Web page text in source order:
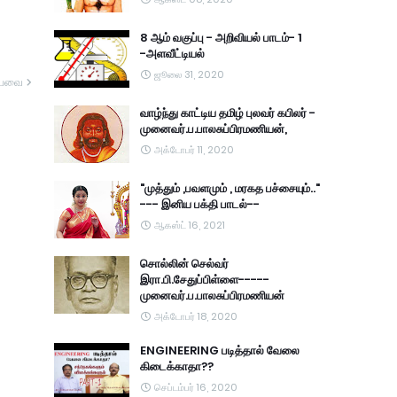
8 ஆம் வகுப்பு - அறிவியல் பாடம்- 1
-அளவீட்டியல்
ஜூலை 31, 2020
வாழ்ந்து காட்டிய தமிழ் புலவர் கபிலர் -
முனைவர்.ப.பாலசுப்பிரமணியன்,
அக்டோபர் 11, 2020
"முத்தும் ,பவளமும் , மரகத பச்சையும்.."
--- இனிய பக்தி பாடல்--
ஆகஸ்ட் 16, 2021
சொல்லின் செல்வர்
இரா.பி.சேதுப்பிள்ளை-----
முனைவர்.ப.பாலசுப்பிரமணியன்
அக்டோபர் 18, 2020
ENGINEERING படித்தால் வேலை
கிடைக்காதா??
செப்டம்பர் 16, 2020